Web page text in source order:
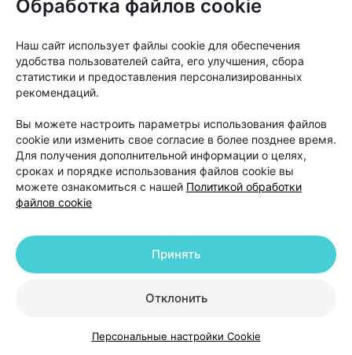
Поводом для консультации трихолога могут стать
головы. Например, зуд, покраснение, шелушение,
повышенная жирность или, наоборот, выраженная
сухость. Еще один тревожный сигнал — изменение
качества волос, когда они становятся ломкими,
«Если человек замечает выраженное
выпадение волос, изменение их
облысения, откладывать визит к
Обработка файлов cookie
Наш сайт использует файлы cookie для обеспечения
удобства пользователей сайта, его улучшения, сбора
статистики и предоставления персонализированных
рекомендаций.
Вы можете настроить параметры использования файлов
cookie или изменить свое согласие в более позднее время.
Для получения дополнительной информации о целях,
сроках и порядке использования файлов cookie вы
можете ознакомиться с нашей Политикой обработки
файлов cookie
Отклонить
Принять
Персональные настройки Cookie